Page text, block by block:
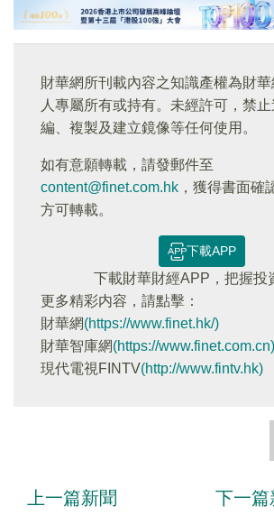
財華網所刊載內容之知識產權為財華
人專屬所有或持有。未經許可，禁
編、複製及建立鏡像等任何使用。
如有意願轉載，請發郵件至
content@finet.com.hk ，獲得書面確
方可轉載。
下載APP
下載財華財經APP，把握投
更多精彩内容，請點擊：
財華網(https://www.finet.hk/)
財華智庫網(https://www.finet.com.cn)
現代電視FINTV(http://www.fintv.hk)
上一篇新聞 下一篇